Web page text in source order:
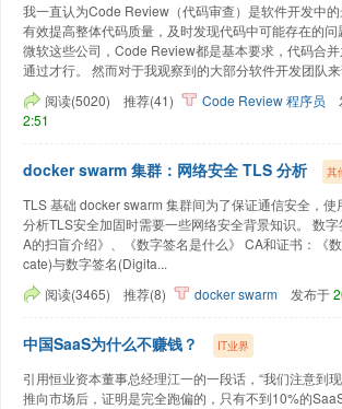
我一直认为Code Review（代码审查）是软件开发中
有效提高整体代码质量，及时发现代码中可能存在的问
微软这些公司，Code Review都是基本要求，代码合
通过才行。 然而对于我观察到的大部分软件开发团队
阅读(5020)
推荐(41) Code Review程序员
2:51
docker swarm 集群：网络安全 TLS 分析 其
TLS 基础 docker swarm 集群间为了保证通信安全，使
分析TLS安全加固时需要一些网络安全背景知识。 数
A的扫盲介绍》、《数字签名是什么》 CA和证书：《
cate)与数字签名(Digita...
阅读(3465)
推荐(8) docker swarm 发布于
中国SaaS为什么不赚钱？ IT业界
引用恒业资本董事总经理江一的一段话，“我们注意到
推向市场后，证明是完全跑偏的，只有不到10%的